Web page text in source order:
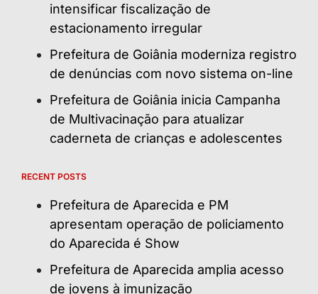
intensificar fiscalização de
estacionamento irregular
Prefeitura de Goiânia moderniza registro
de denúncias com novo sistema on-line
Prefeitura de Goiânia inicia Campanha
de Multivacinação para atualizar
caderneta de crianças e adolescentes
RECENT POSTS
Prefeitura de Aparecida e PM
apresentam operação de policiamento
do Aparecida é Show
Prefeitura de Aparecida amplia acesso
de jovens à imunização